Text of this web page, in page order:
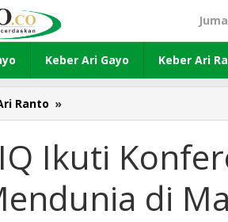
Keber Ari Gayo Keber Ari
Ranto »
IQ
Konferensi
Internasional
Santri
Mendunia
Ikuti
di